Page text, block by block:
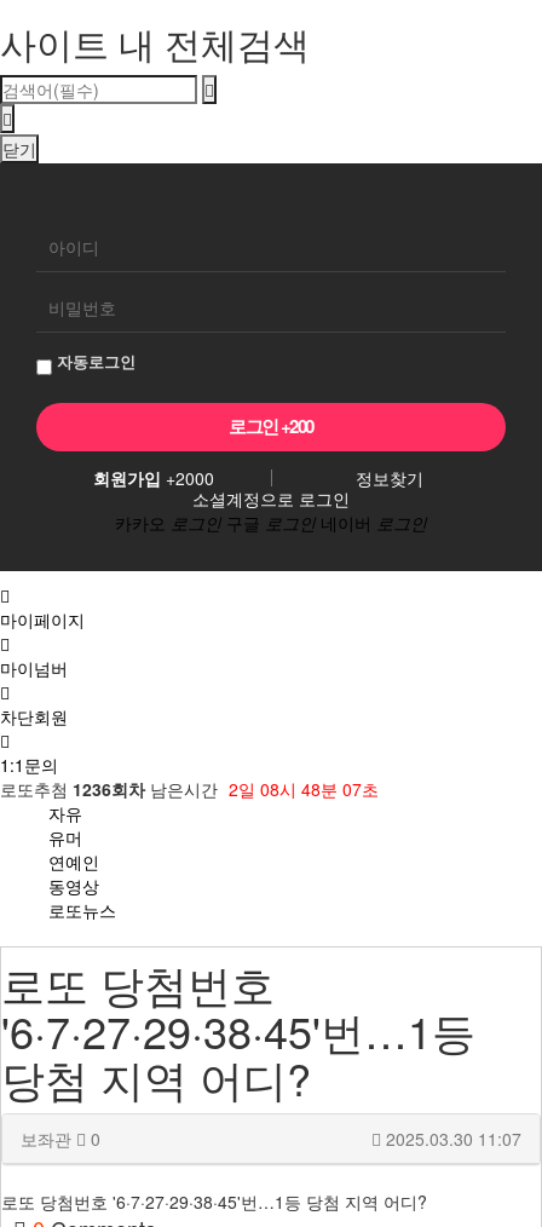
사이트 내 전체검색
닫기
회
원
로
그
인
자동로그인
회원가입 +2000
정보찾기
소셜계정으로 로그인
카카오 로그인 구글 로그인 네이버 로그인
마이페이지
마이넘버
차단회원
1:1문의
로또추첨 1236회차남은시간 2일 08시 48분 06초
자유
유머
연예인
동영상
로또뉴스
로또 당첨번호
'6·7·27·29·38·45'번…1등
당첨 지역 어디?
보좌관 0 2025.03.30 11:07
로또 당첨번호 '6·7·27·29·38·45'번…1등 당첨 지역 어디?